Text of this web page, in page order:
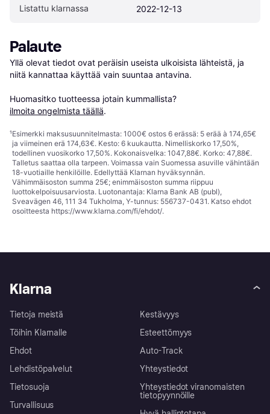
Listattu klarnassa 2022-12-13
Palaute
Yllä olevat tiedot ovat peräisin useista ulkoisista lähteistä, ja
niitä kannattaa käyttää vain suuntaa antavina.
Huomasitko tuotteessa jotain kummallista?
ilmoita ongelmista täällä.
¹Esimerkki maksusuunnitelmasta: 1000€ ostos 6 erässä: 5 erää à 174,65€
ja viimeinen erä 174,63€. Kesto: 6 kuukautta. Nimelliskorko 17,50%,
todellinen vuosikorko 17,50%. Kokonaisvelka: 1047,88€. Korko: 47,88€.
Talletus saattaa olla tarpeen. Voimassa vain Suomessa asuville vähintään
18-vuotiaille henkilöille. Edellyttää Klarnan hyväksynnän.
Vähimmäisoston summa 25€; enimmäisoston summa riippuu
luottokelpoisuusarviosta. Luotonantaja: Klarna Bank AB (publ),
Sveavägen 46, 111 34 Tukholma, Y-tunnus: 556737-0431. Katso ehdot
osoitteesta https://www.klarna.com/fi/ehdot/.
Klarna
Tietoja meistä
Töihin Klarnalle
Ehdot
Lehdistöpalvelut
Tietosuoja
Turvallisuus
Kestävyys
Esteettömyys
Auto-Track
Yhteystiedot
Yhteystiedot viranomaisten
tietopyynnöille